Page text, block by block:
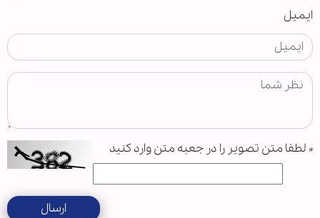
ایمیل
* لطفا متن تصویر را در جعبه متن وارد کنید
ارسال